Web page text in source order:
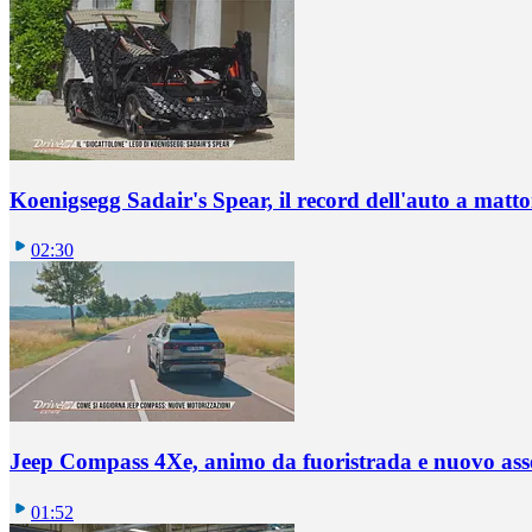
Koenigsegg Sadair's Spear, il record dell'auto a
02:30
Jeep Compass 4Xe, animo da fuoristrada e nuovo
01:52